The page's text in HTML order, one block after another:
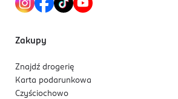
Zakupy
Znajdź drogerię
Karta podarunkowa
Czyściochowo